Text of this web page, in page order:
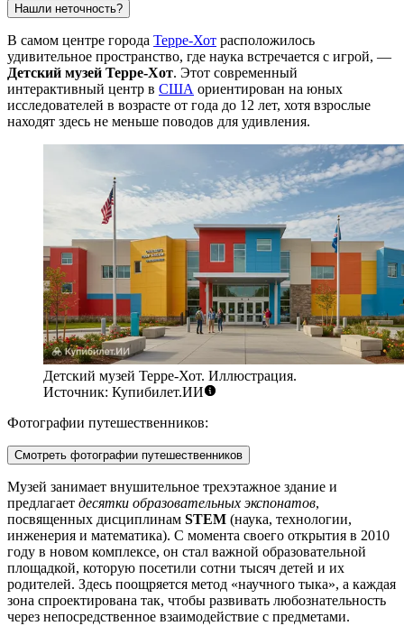
Нашли неточность?
В самом центре города Терре-Хот расположилось
удивительное пространство, где наука встречается с игрой, —
Детский музей Терре-Хот. Этот современный
интерактивный центр в США ориентирован на юных
исследователей в возрасте от года до 12 лет, хотя взрослые
находят здесь не меньше поводов для удивления.
Детский музей Терре-Хот. Иллюстрация.
Источник: Купибилет.ИИ
Фотографии путешественников:
Смотреть фотографии путешественников
Музей занимает внушительное трехэтажное здание и
предлагает десятки образовательных экспонатов,
посвященных дисциплинам STEM (наука, технологии,
инженерия и математика). С момента своего открытия в 2010
году в новом комплексе, он стал важной образовательной
площадкой, которую посетили сотни тысяч детей и их
родителей. Здесь поощряется метод «научного тыка», а каждая
зона спроектирована так, чтобы развивать любознательность
через непосредственное взаимодействие с предметами.